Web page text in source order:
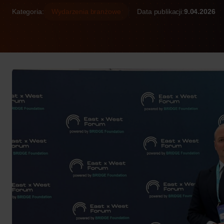
Kategoria: Wydarzenia branżowe Data publikacji:9.04.2026